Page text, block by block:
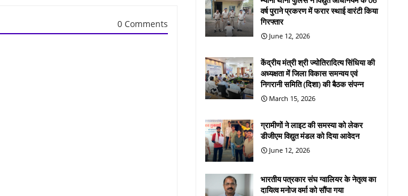
0 Comments
वर्ष पुराने प्रकरण में फरार स्थाई वारंटी किया
गिरफ्तार
June 12, 2026
केंद्रीय मंत्री श्री ज्योतिरादित्य सिंधिया की
अध्यक्षता में जिला विकास समन्वय एवं
निगरानी समिति (दिशा) की बैठक संपन्न
March 15, 2026
ग्रामीणों ने लाइट की समस्या को लेकर
डीजीएम विद्युत मंडल को दिया आवेदन
June 12, 2026
भारतीय पत्रकार संघ ग्वालियर के नेतृत्व का
दायित्व मनोज वर्मा को सौंपा गया